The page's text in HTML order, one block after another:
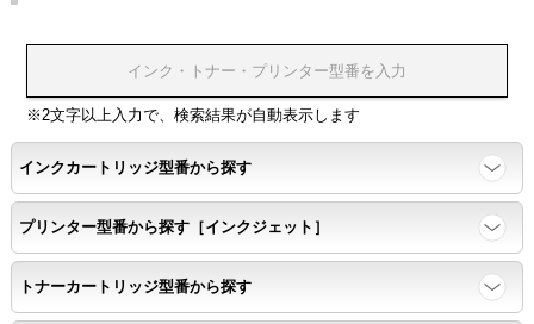
印刷耐久性
ページ印刷可能枚数・連続印刷時の安定性・経時変化の影響の確
認
寿命レポート
ページ収量、1,000ページあたりのパウダー消費量、転写率、
※2文字以上入力で、検索結果が自動表示します
インクカートリッジ型番から探す
プリンター型番から探す［インクジェット］
トナーカートリッジ型番から探す